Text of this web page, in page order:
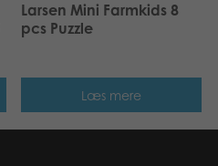
Larsen Mini Farmkids 8
pcs Puzzle
Læs mere